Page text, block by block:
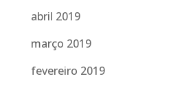
abril 2019
março 2019
fevereiro 2019